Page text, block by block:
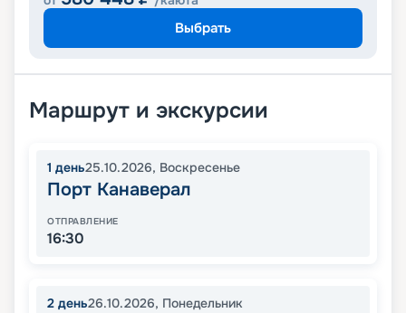
Выбрать
Маршрут и экскурсии
1 день25.10.2026, Воскресенье
Порт Канаверал
ОТПРАВЛЕНИЕ
16:30
2 день26.10.2026, Понедельник